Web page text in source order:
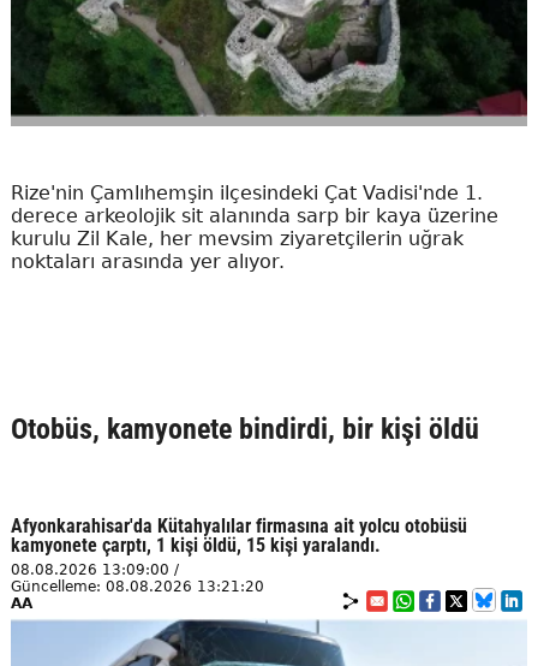
Rize'nin Çamlıhemşin ilçesindeki Çat Vadisi'nde 1.
derece arkeolojik sit alanında sarp bir kaya üzerine
kurulu Zil Kale, her mevsim ziyaretçilerin uğrak
noktaları arasında yer alıyor.
Otobüs, kamyonete bindirdi, bir kişi öldü
Afyonkarahisar'da Kütahyalılar firmasına ait yolcu otobüsü
kamyonete çarptı, 1 kişi öldü, 15 kişi yaralandı.
08.08.2026 13:09:00 /
Güncelleme: 08.08.2026 13:21:20
AA